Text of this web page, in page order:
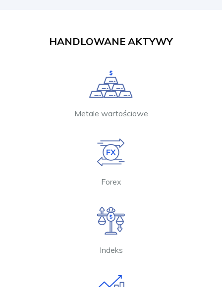
HANDLOWANE AKTYWY
Metale wartościowe
Forex
Indeks